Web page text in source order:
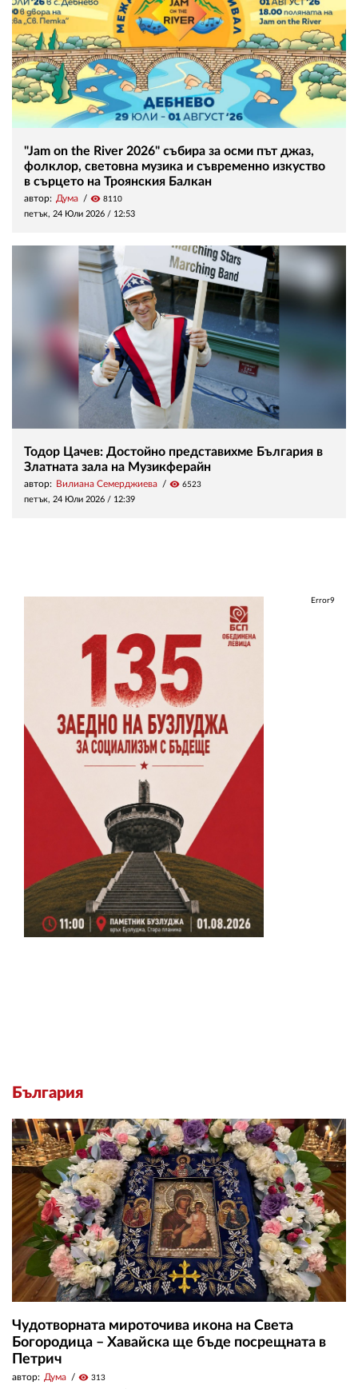
"Jam on the River 2026" събира за осми път джаз,
фолклор, световна музика и съвременно изкуство
в сърцето на Троянския Балкан
автор: Дума visibility 8110
петък, 24 Юли 2026 / 12:53
Тодор Цачев: Достойно представихме България в
Златната зала на Музикферайн
автор: Вилиана Семерджиева visibility 6523
петък, 24 Юли 2026 / 12:39
Error9
България
Чудотворната мироточива икона на Света
Богородица – Хавайска ще бъде посрещната в
Петрич
автор: Дума visibility 313